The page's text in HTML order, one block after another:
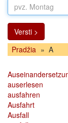
Versti >
Pradžia » A
auserlesen
ausfahren
Ausfahrt
Ausfall